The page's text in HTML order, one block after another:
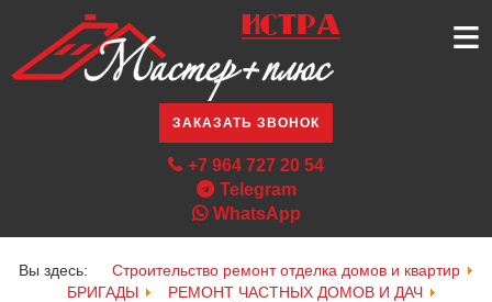
≡
ЗАКАЗАТЬ ЗВОНОК
+7 964 727 20 54
Telegram
WhatsApp
Вы здесь:
Строительство ремонт отделка домов и квартир
БРИГАДЫ
РЕМОНТ ЧАСТНЫХ ДОМОВ И ДАЧ